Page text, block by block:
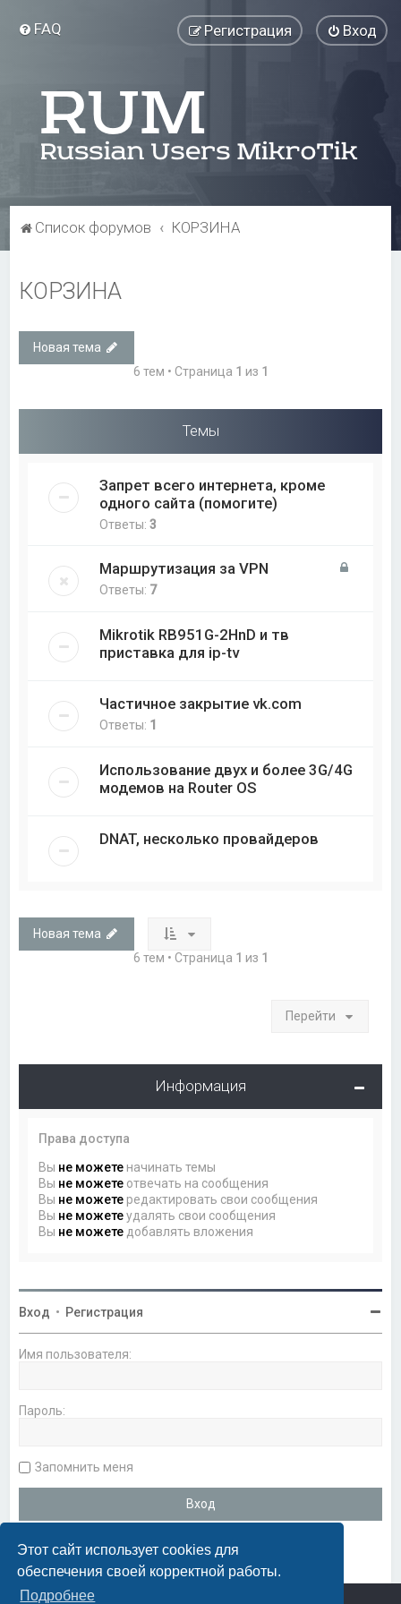
Этот сайт использует cookies для
обеспечения своей корректной работы.
Подробнее
FAQ Вход
Регистрация
Список форумов КОРЗИНА
КОРЗИНА
Новая тема
6 тем • Страница 1 из 1
Темы
Запрет всего интернета, кроме
одного сайта (помогите)
Ответы:3
Маршрутизация за VPN
Ответы: 7
Mikrotik RB951G-2HnD и тв
приставка для ip-tv
Частичное закрытие vk.com
Ответы: 1
Использование двух и более 3G/4G
модемов на Router OS
DNAT, несколько провайдеров
Новая тема
6 тем • Страница 1 из 1
Перейти
Информация
Права доступа
Вы не можете начинать темы
Вы не можете отвечать на сообщения
Вы не можете редактировать свои сообщения
Вы не можетеудалять свои сообщения
Вы не можете добавлять вложения
Вход • Регистрация
Имя пользователя:
Пароль:
Запомнить меня